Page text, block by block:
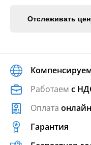
Отслеживать
Работаем с
Оплата онлайн
Гарантия